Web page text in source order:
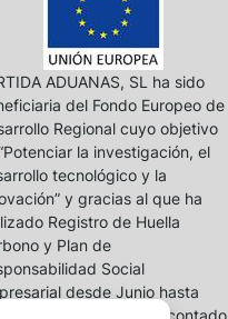
ADUANAS, SL ha sido
del Fondo Europeo de
Regional cuyo objetivo
la investigación, el
tecnológico y la
y gracias al que ha
Registro de Huella
y Plan de
Social
desde Junio hasta